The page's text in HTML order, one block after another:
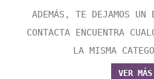
ADEMÁS, TE DEJAMOS UN
CONTACTA ENCUENTRA
LA MISMA
VER MÁS